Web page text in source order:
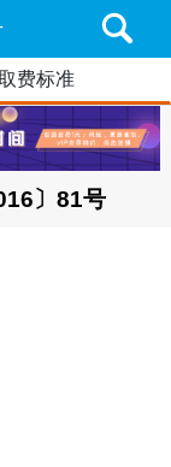
费标准
〕81号